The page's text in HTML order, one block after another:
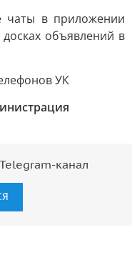
чаты в приложении
объявлений в
УК
канал